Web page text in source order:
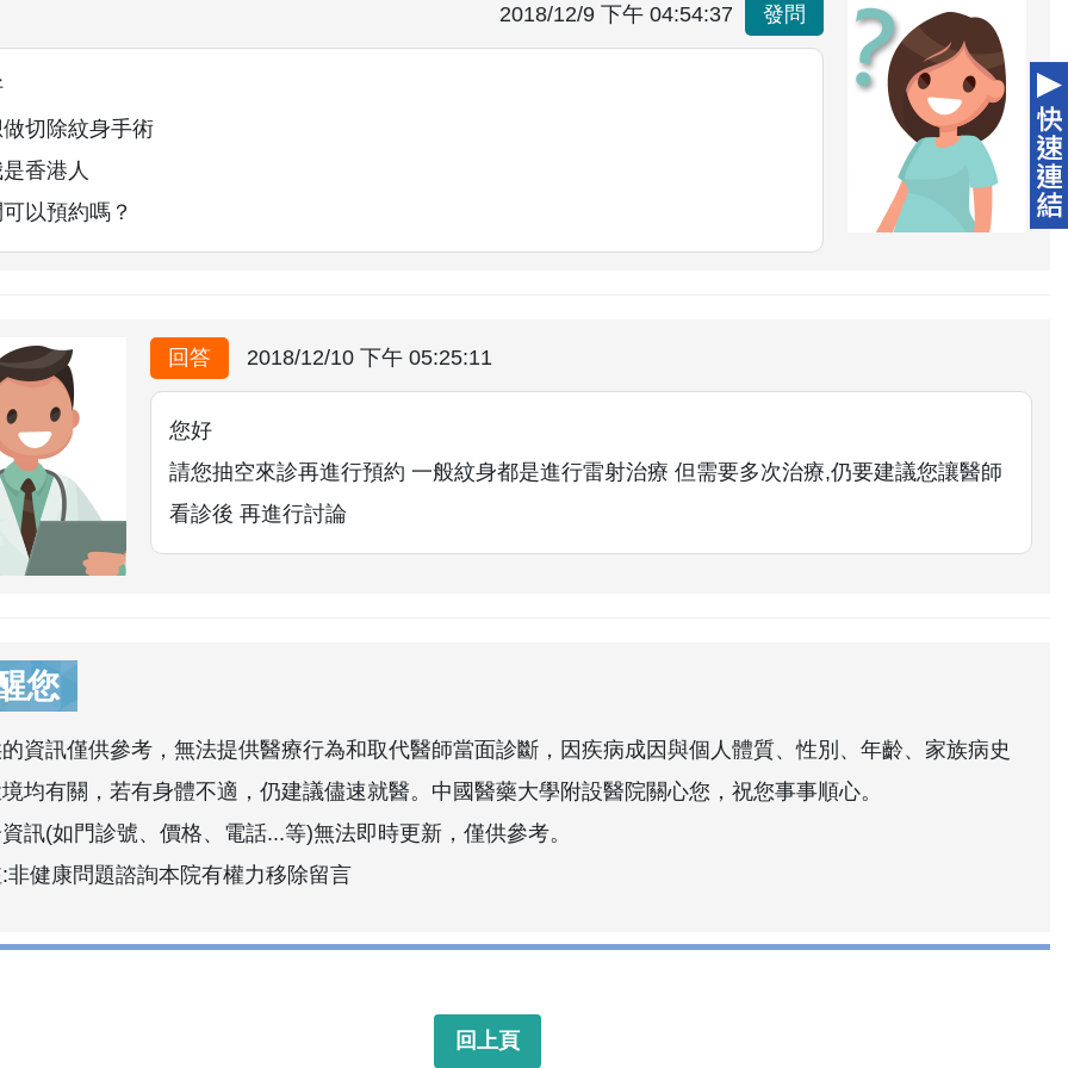
發問
2018/12/9 下午 04:54:37
切除紋身手術
香港人
以預約嗎？
回答 2018/12/10 下午 05:25:11
您好
請您抽空來診再進行預約 一般紋身都是進行雷射治療 但需要多次治療,仍要建議您讓醫師
看診後 再進行討論
您
資訊僅供參考，無法提供醫療行為和取代醫師當面診斷，因疾病成因與個人體質、性別、年齡、家族病史
均有關，若有身體不適，仍建議儘速就醫。中國醫藥大學附設醫院關心您，祝您事事順心。
訊(如門診號、價格、電話...等)無法即時更新，僅供參考。
非健康問題諮詢本院有權力移除留言
回上頁